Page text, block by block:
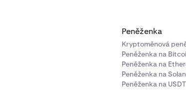
Peněženka
Kryptoměnová
Peněženka na
Peněženka na
Peněženka na
Peněženka na USDT